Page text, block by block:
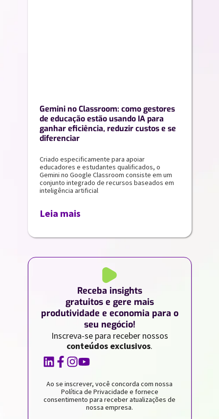
Gemini no Classroom: como gestores
de educação estão usando IA para
ganhar eficiência, reduzir custos e se
diferenciar
Criado especificamente para apoiar
educadores e estudantes qualificados, o
Gemini no Google Classroom consiste em um
conjunto integrado de recursos baseados em
inteligência artificial
Leia mais
Receba insights
gratuitos e gere mais
produtividade e economia para o
seu negócio!
Inscreva-se para receber nossos
conteúdos exclusivos.
Ao se inscrever, você concorda com nossa
Política de Privacidade e fornece
consentimento para receber atualizações de
nossa empresa.